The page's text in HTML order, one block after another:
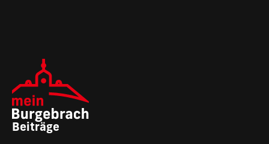
Beiträge